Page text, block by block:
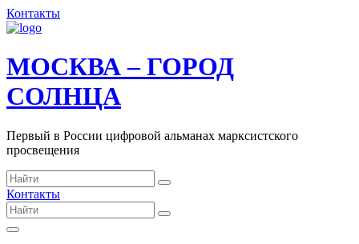
Контакты
МОСКВА – ГОРОД
СОЛНЦА
Первый в России цифровой альманах марксистского
просвещения
Контакты